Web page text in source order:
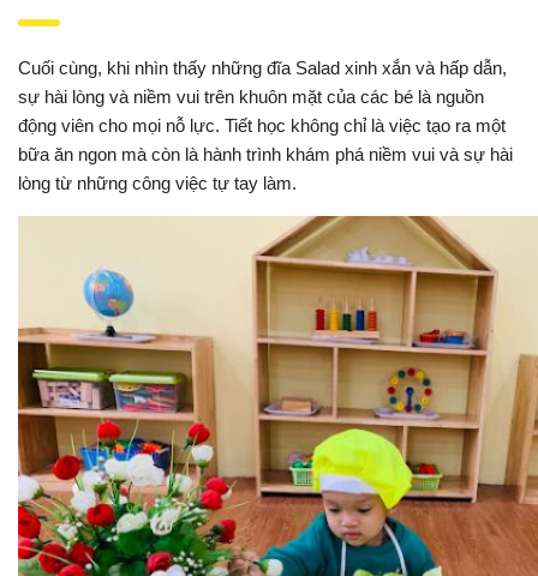
Cuối cùng, khi nhìn thấy những đĩa Salad xinh xắn và hấp dẫn,
sự hài lòng và niềm vui trên khuôn mặt của các bé là nguồn
động viên cho mọi nỗ lực. Tiết học không chỉ là việc tạo ra một
bữa ăn ngon mà còn là hành trình khám phá niềm vui và sự hài
lòng từ những công việc tự tay làm.